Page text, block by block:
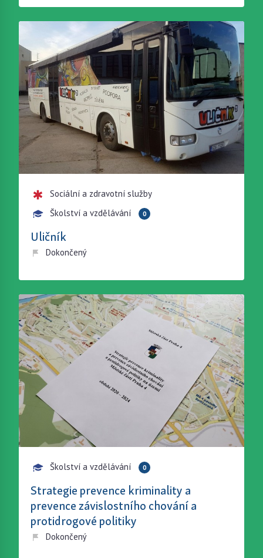
Sociální a zdravotní služby
Školství a vzdělávání
0
Uličník
Dokončený
Školství a vzdělávání 0
Strategie prevence kriminality a
prevence závislostního chování a
protidrogové politiky
Dokončený